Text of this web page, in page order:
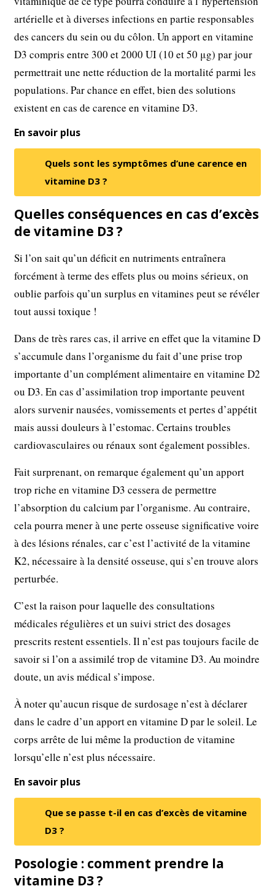
artérielle et à diverses infections en partie responsables
des cancers du sein ou du côlon. Un apport en vitamine
D3 compris entre 300 et 2000 UI (10 et 50 μg) par jour
permettrait une nette réduction de la mortalité parmi les
populations. Par chance en effet, bien des solutions
existent en cas de carence en vitamine D3.
En savoir plus
Quels sont les symptômes d’une carence en
vitamine D3 ?
Quelles conséquences en cas d’excès
de vitamine D3 ?
Si l’on sait qu’un déficit en nutriments entraînera
forcément à terme des effets plus ou moins sérieux, on
oublie parfois qu’un surplus en vitamines peut se révéler
tout aussi toxique !
Dans de très rares cas, il arrive en effet que la vitamine D
s’accumule dans l’organisme du fait d’une prise trop
importante d’un complément alimentaire en vitamine D2
ou D3. En cas d’assimilation trop importante peuvent
alors survenir nausées, vomissements et pertes d’appétit
mais aussi douleurs à l’estomac. Certains troubles
cardiovasculaires ou rénaux sont également possibles.
Fait surprenant, on remarque également qu’un apport
trop riche en vitamine D3 cessera de permettre
l’absorption du calcium par l’organisme. Au contraire,
cela pourra mener à une perte osseuse significative voire
à des lésions rénales, car c’est l’activité de la vitamine
K2, nécessaire à la densité osseuse, qui s’en trouve alors
perturbée.
C’est la raison pour laquelle des consultations
médicales régulières et un suivi strict des dosages
prescrits restent essentiels. Il n’est pas toujours facile de
savoir si l’on a assimilé trop de vitamine D3. Au moindre
doute, un avis médical s’impose.
À noter qu’aucun risque de surdosage n’est à déclarer
dans le cadre d’un apport en vitamine D par le soleil. Le
corps arrête de lui même la production de vitamine
lorsqu’elle n’est plus nécessaire.
En savoir plus
Que se passe t-il en cas d’excès de vitamine
D3 ?
Posologie : comment prendre la
vitamine D3 ?